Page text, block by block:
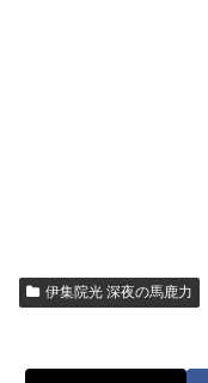
伊集院光 深夜の馬鹿力